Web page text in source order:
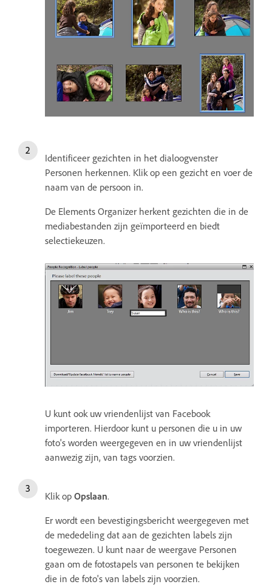
Identificeer gezichten in het dialoogvenster
Personen herkennen. Klik op een gezicht en voer de
naam van de persoon in.
De Elements Organizer herkent gezichten die in de
mediabestanden zijn geïmporteerd en biedt
selectiekeuzen.
U kunt ook uw vriendenlijst van Facebook
importeren. Hierdoor kunt u personen die u in uw
foto's worden weergegeven en in uw vriendenlijst
aanwezig zijn, van tags voorzien.
Klik op Opslaan.
Er wordt een bevestigingsbericht weergegeven met
de mededeling dat aan de gezichten labels zijn
toegewezen. U kunt naar de weergave Personen
gaan om de fotostapels van personen te bekijken
die in de foto's van labels zijn voorzien.